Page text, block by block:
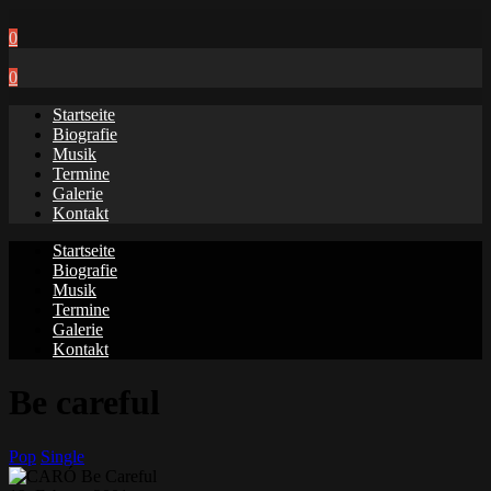
0
0
Startseite
Biografie
Musik
Termine
Galerie
Kontakt
Startseite
Biografie
Musik
Termine
Galerie
Kontakt
Pop Single